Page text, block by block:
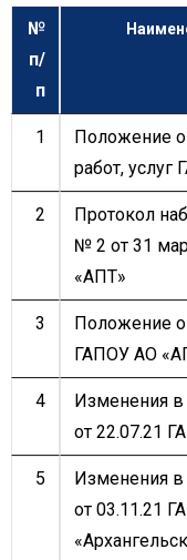
№
п/
п
1
Положение о
работ,
2
Протокол
№ 2 от 31
«АПТ»
3
Положение о
ГАПОУ АО
4
Изменения
от 22.07.21
5
Изменения
от 03.11.21